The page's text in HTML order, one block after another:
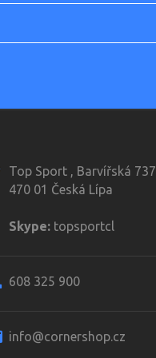
Top Sport , Barvířská 737
470 01 Česká Lípa
Skype:topsportcl
608 325 900
info@cornershop.cz